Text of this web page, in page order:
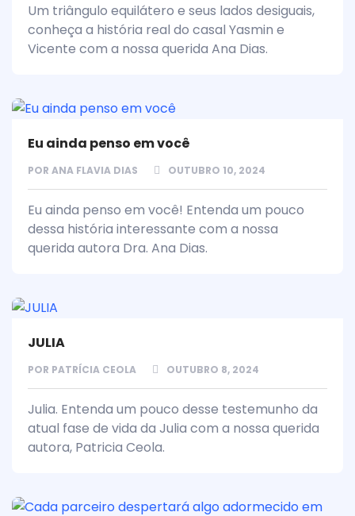
Um triângulo equilátero e seus lados desiguais,
conheça a história real do casal Yasmin e
Vicente com a nossa querida Ana Dias.
Eu ainda penso em você
POR ANA FLAVIA DIAS OUTUBRO 10, 2024
Eu ainda penso em você! Entenda um pouco
dessa história interessante com a nossa
querida autora Dra. Ana Dias.
JULIA
POR PATRÍCIA CEOLA OUTUBRO 8, 2024
Julia. Entenda um pouco desse testemunho da
atual fase de vida da Julia com a nossa querida
autora, Patricia Ceola.